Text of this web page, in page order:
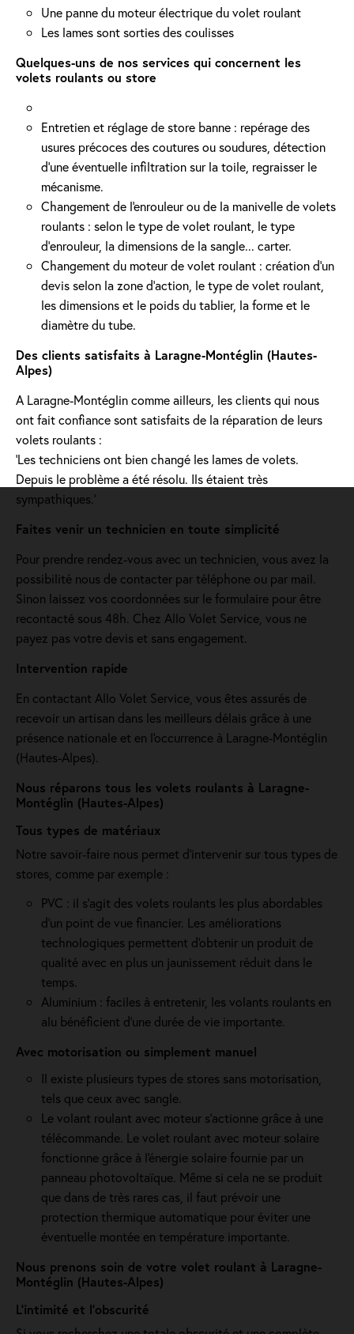
Une panne du moteur électrique du volet roulant
Les lames sont sorties des coulisses
Quelques-uns de nos services qui concernent les
volets roulants ou store
Entretien et réglage de store banne : repérage des
usures précoces des coutures ou soudures, détection
d'une éventuelle infiltration sur la toile, regraisser le
mécanisme.
Changement de l'enrouleur ou de la manivelle de volets
roulants : selon le type de volet roulant, le type
d’enrouleur, la dimensions de la sangle... carter.
Changement du moteur de volet roulant : création d'un
devis selon la zone d’action, le type de volet roulant,
les dimensions et le poids du tablier, la forme et le
diamètre du tube.
Des clients satisfaits à Laragne-Montéglin (Hautes-
Alpes)
A Laragne-Montéglin comme ailleurs, les clients qui nous
ont fait confiance sont satisfaits de la réparation de leurs
volets roulants :
'Les techniciens ont bien changé les lames de volets.
Depuis le problème a été résolu. Ils étaient très
sympathiques.'
Faites venir un technicien en toute simplicité
Pour prendre rendez-vous avec un technicien, vous avez la
possibilité nous de contacter par téléphone ou par mail.
Sinon laissez vos coordonnées sur le formulaire pour être
recontacté sous 48h. Chez Allo Volet Service, vous ne
payez pas votre devis et sans engagement.
Intervention rapide
En contactant Allo Volet Service, vous êtes assurés de
recevoir un artisan dans les meilleurs délais grâce à une
présence nationale et en l'occurrence à Laragne-Montéglin
(Hautes-Alpes).
Nous réparons tous les volets roulants à Laragne-
Montéglin (Hautes-Alpes)
Tous types de matériaux
Notre savoir-faire nous permet d'intervenir sur tous types de
stores, comme par exemple :
PVC : il s'agit des volets roulants les plus abordables
d'un point de vue financier. Les améliorations
technologiques permettent d'obtenir un produit de
qualité avec en plus un jaunissement réduit dans le
temps.
Aluminium : faciles à entretenir, les volants roulants en
alu bénéficient d'une durée de vie importante.
Avec motorisation ou simplement manuel
Il existe plusieurs types de stores sans motorisation,
tels que ceux avec sangle.
Le volant roulant avec moteur s'actionne grâce à une
télécommande. Le volet roulant avec moteur solaire
fonctionne grâce à l'énergie solaire fournie par un
panneau photovoltaïque. Même si cela ne se produit
que dans de très rares cas, il faut prévoir une
protection thermique automatique pour éviter une
éventuelle montée en température importante.
Nous prenons soin de votre volet roulant à Laragne-
Montéglin (Hautes-Alpes)
L’intimité et l’obscurité